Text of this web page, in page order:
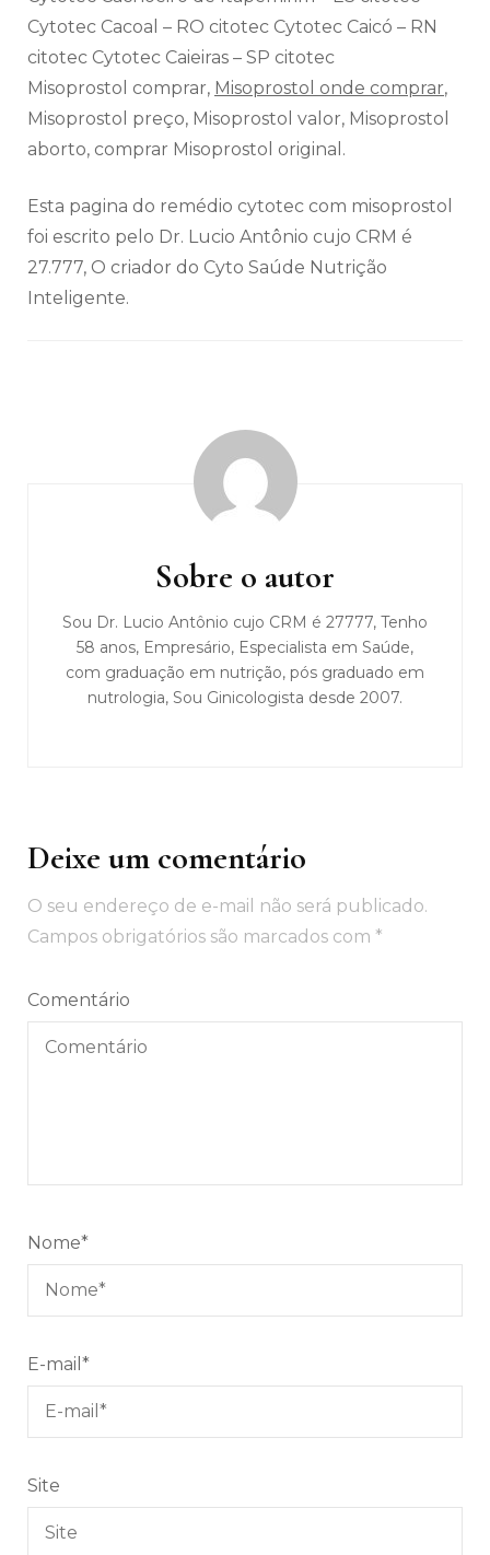
Cytotec Cacoal – RO citotec Cytotec Caicó – RN
citotec Cytotec Caieiras – SP citotec
Misoprostol comprar, Misoprostol onde comprar,
Misoprostol preço, Misoprostol valor, Misoprostol
aborto, comprar Misoprostol original.
Esta pagina do remédio cytotec com misoprostol
foi escrito pelo Dr. Lucio Antônio cujo CRM é
27.777, O criador do Cyto Saúde Nutrição
Inteligente.
Sobre o autor
Sou Dr. Lucio Antônio cujo CRM é 27777, Tenho
58 anos, Empresário, Especialista em Saúde,
com graduação em nutrição, pós graduado em
nutrologia, Sou Ginicologista desde 2007.
Deixe um comentário
O seu endereço de e-mail não será publicado.
Campos obrigatórios são marcados com *
Comentário
Nome*
E-mail *
Site